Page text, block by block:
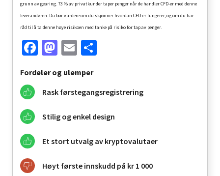
grunn av gearing. 73 % av privatkunder taper penger når de handler CFD-er med denne
leverandøren. Du bør vurdere om du skjønner hvordan CFD-er fungerer, og om du har
råd til å ta denne høye risikoen med tanke på risiko for tap av penger.
Facebook
Mastodon
Email
Fordeler og ulemper
Rask førstegangsregistrering
Stilig og enkel design
Et stort utvalg av kryptovalutaer
Høyt første innskudd på kr 1 000